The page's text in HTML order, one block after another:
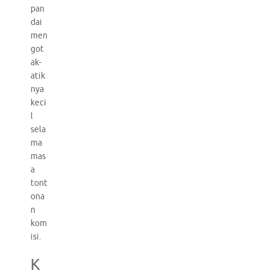
pan
dai
men
got
ak-
atik
nya
keci
l
sela
ma
mas
a
tont
ona
n
kom
isi.
K